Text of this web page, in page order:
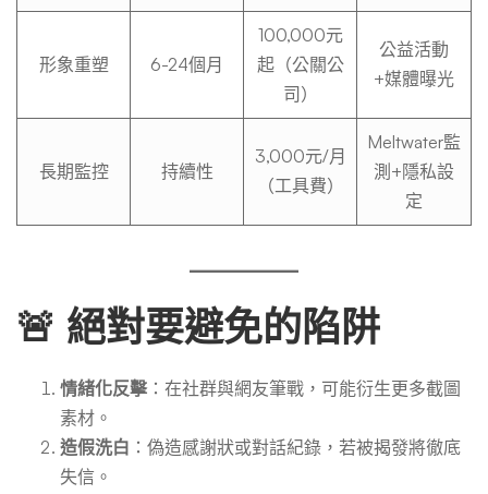
形象重塑 6-24個月
100,000元
起（公關公
司）
公益活動
+媒體曝光
長期監控 持續性
3,000元/月
（工具費）
Meltwater監
測+隱私設
定
🚨 絕對要避免的陷阱
情緒化反擊：在社群與網友筆戰，可能衍生更多截圖
素材。
造假洗白 ：偽造感謝狀或對話紀錄，若被揭發將徹底
失信。